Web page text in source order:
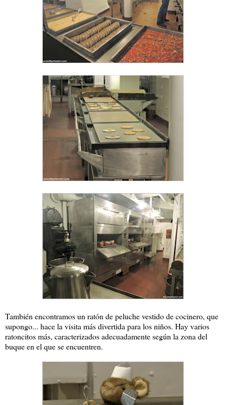
También encontramos un ratón de peluche vestido de cocinero, que
supongo... hace la visita más divertida para los niños. Hay varios
ratoncitos más, caracterizados adecuadamente según la zona del
buque en el que se encuentren.